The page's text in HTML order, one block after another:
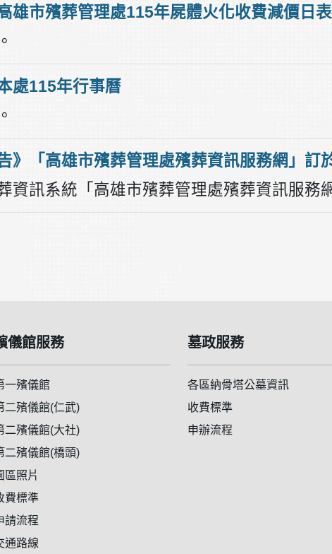
雄市殯葬管理處115年屍體火化收費減價日表
處115年行事曆
儀館服務
一殯儀館
二殯儀館(仁武)
二殯儀館(大社)
二殯儀館(橋頭)
區照片
費標準
請流程
通路線
墓政服務
各區納骨塔公墓資訊
收費標準
申辦流程